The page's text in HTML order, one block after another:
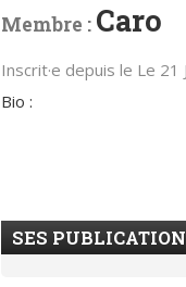
Membre : Caro
Inscrit·e depuis le Le 21
Bio :
SES